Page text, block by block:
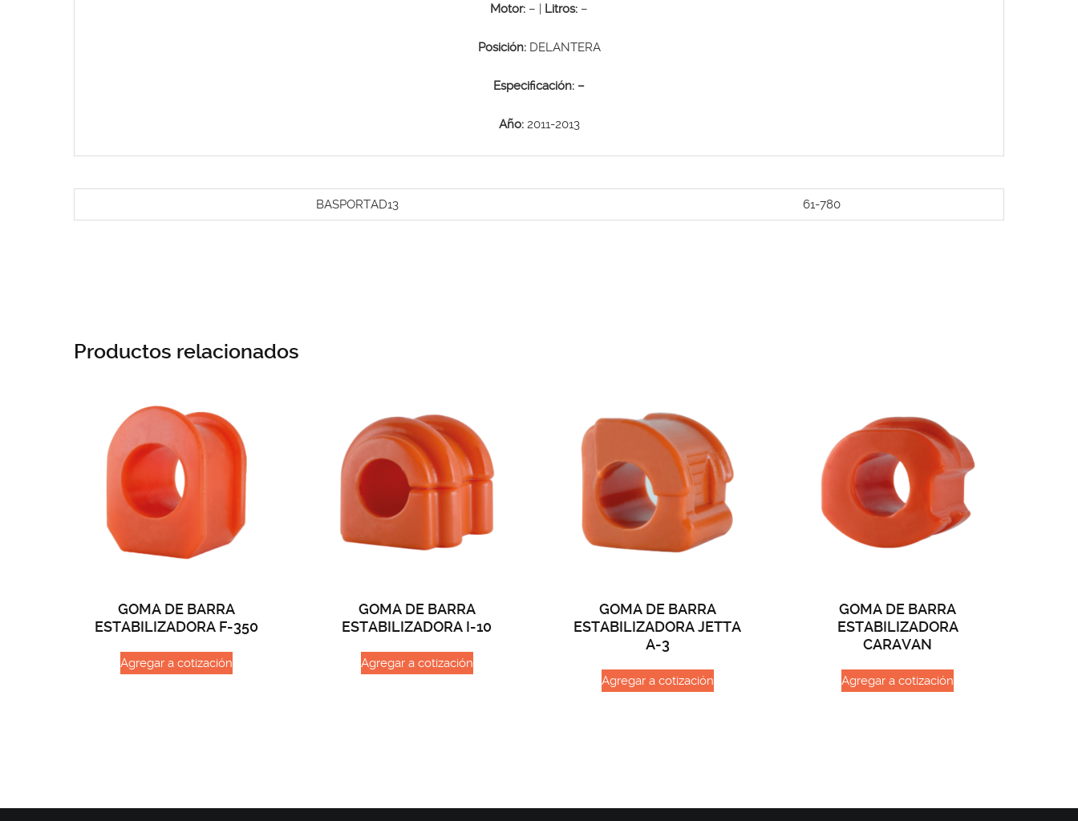
Motor: – | Litros: –
Posición:DELANTERA
Especificación: –
Año:2011-2013
BASPORTAD13 61-780
Productos relacionados
GOMA DE BARRA
ESTABILIZADORA F-350
Agregar a cotización
GOMA DE BARRA
ESTABILIZADORA I-10
Agregar a cotización
GOMA DE BARRA
ESTABILIZADORA JETTA
A-3
Agregar a cotización
GOMA DE BARRA
ESTABILIZADORA
CARAVAN
Agregar a cotización